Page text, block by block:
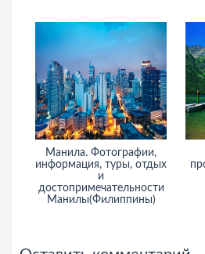
Манила. Фотографии,
информация, туры, отдых
и
достопримечательности
Манилы(Филиппины)